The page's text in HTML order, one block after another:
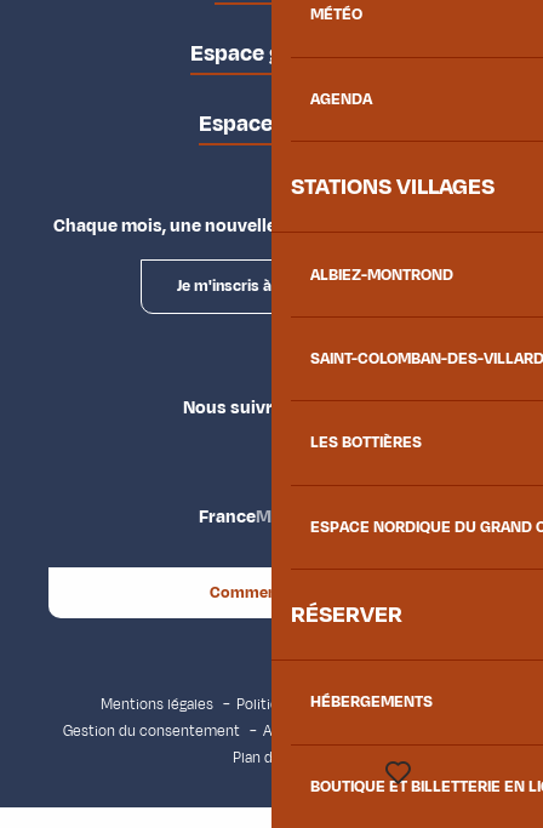
MÉTÉO
AGENDA
STATIONS VILLAGES
ALBIEZ-MONTROND
SAINT-COLOMBAN-DES-
LES BOTTIÈRES
ESPACE NORDIQUE DU GRAND
RÉSERVER
HÉBERGEMENTS
BOUTIQUE ET BILLETTERIE EN
Espace groupes
Espace presse
Chaque mois, une nouvelle façon d'explorer la vallée.
Je m'inscris à la newsletter
Nous suivre
FranceMaurienne
Comment venir ?
Mentions légales
Politique de confidentialité
Gestion du consentement
Accessibilité : non conforme
Plan du site